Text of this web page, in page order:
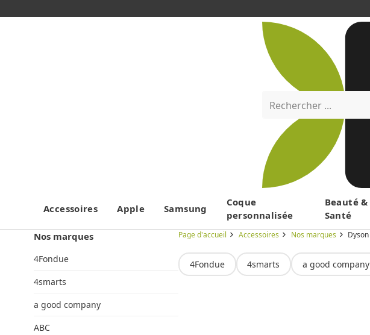
Menu
Rechercher ...
Accessoires Apple Samsung
Coque
personnalisée
Beauté &
Santé
Nos marques
4Fondue
4smarts
a good company
ABC
Page d'accueil Accessoires Nos marques Dyson
4Fondue 4smarts a good company